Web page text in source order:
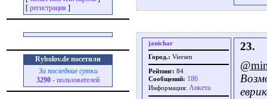
[ регистрация ]
Rybolov.de посетили
За последние сутки
3290 - пользователей
janichar
Город.: Viersen
Рейтинг: 84
Сообщений: 186
Информация: Aнкета
23.